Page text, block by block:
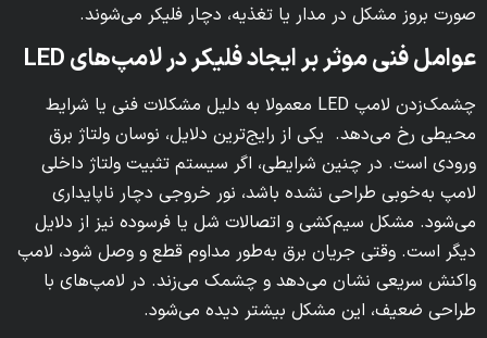
صورت بروز مشکل در مدار یا تغذیه، دچار فلیکر می‌شوند.
عوامل فنی موثر بر ایجاد فلیکر در لامپ‌های LED
چشمک‌زدن لامپ LED معمولا به دلیل مشکلات فنی یا شرایط
محیطی رخ می‌دهد. یکی از رایج‌ترین دلایل، نوسان ولتاژ برق
ورودی است. در چنین شرایطی، اگر سیستم تثبیت ولتاژ داخلی
لامپ به‌خوبی طراحی نشده باشد، نور خروجی دچار ناپایداری
می‌شود. مشکل سیم‌کشی و اتصالات شل یا فرسوده نیز از دلایل
دیگر است. وقتی جریان برق به‌طور مداوم قطع و وصل شود، لامپ
واکنش سریعی نشان می‌دهد و چشمک می‌زند. در لامپ‌های با
طراحی ضعیف، این مشکل بیشتر دیده می‌شود.